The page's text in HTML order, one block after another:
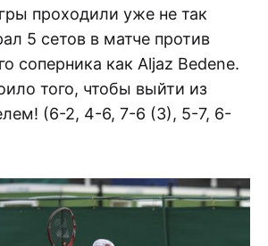
проходили уже не так
5 сетов в матче против
соперника как Aljaz Bedene.
того, чтобы выйти из
(6-2, 4-6, 7-6 (3), 5-7, 6-